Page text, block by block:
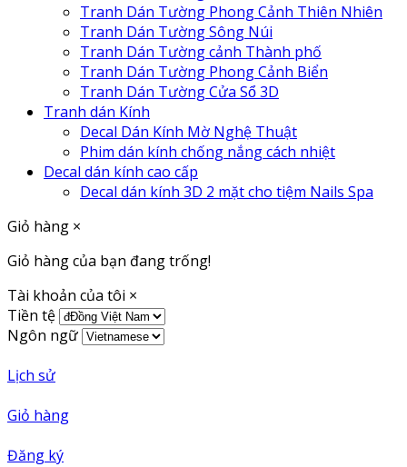
Tranh Dán Tường Phong Cảnh Thiên Nhiên
Tranh Dán Tường Sông Núi
Tranh Dán Tường cảnh Thành phố
Tranh Dán Tường Phong Cảnh Biển
Tranh Dán Tường Cửa Sổ 3D
Tranh dán Kính
Decal Dán Kính Mờ Nghệ Thuật
Phim dán kính chống nắng cách nhiệt
Decal dán kính cao cấp
Decal dán kính 3D 2 mặt cho tiệm Nails Spa
Giỏ hàng ×
Giỏ hàng của bạn đang trống!
Tài khoản của tôi ×
Tiền tệ
Ngôn ngữ
Lịch sử
Giỏ hàng
Đăng ký